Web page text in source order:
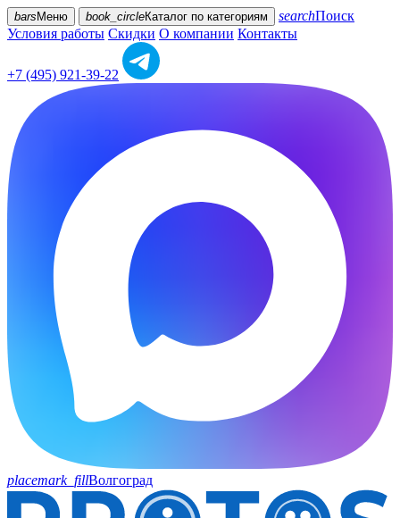
bars Меню book_circleКаталог по категориям searchПоиск
Условия работы Скидки О компании Контакты
+7 (495) 921-39-22
placemark_fillВолгоград